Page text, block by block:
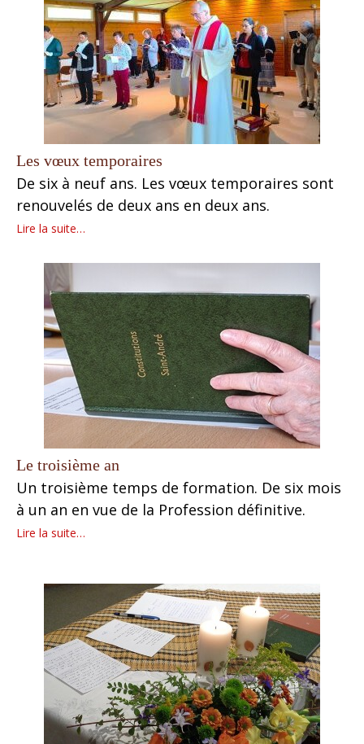
Les vœux temporaires
De six à neuf ans. Les vœux temporaires sont
renouvelés de deux ans en deux ans.
Lire la suite…
Le troisième an
Un troisième temps de formation. De six mois
à un an en vue de la Profession définitive.
Lire la suite…